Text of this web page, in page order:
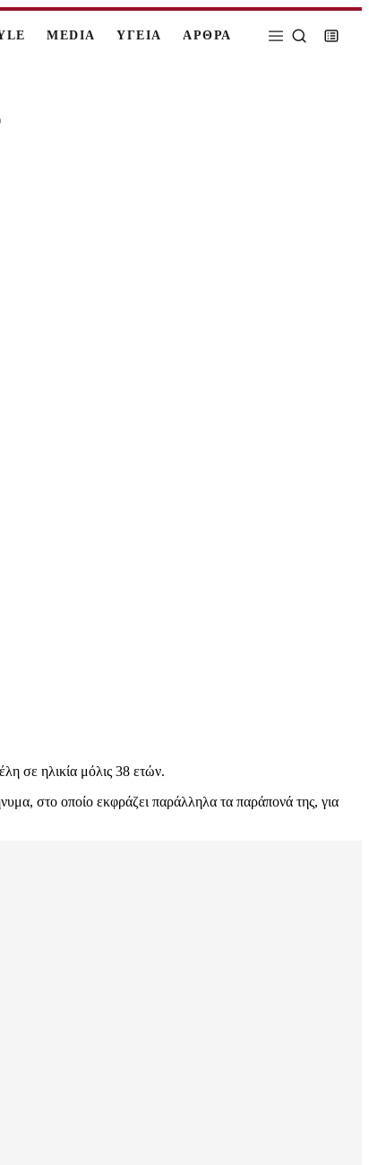
MEDIA ΥΓΕΙΑ ΑΡΘΡΑ
σε ηλικία μόλις 38 ετών.
στο οποίο εκφράζει παράλληλα τα παράπονά της, για